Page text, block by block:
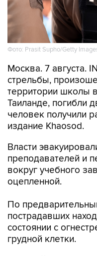
Фото: Prasit Supho/Getty Images
Москва. 7 августа.
территории школы
Таиланде, погибли
человек получили
издание Khaosod.
Власти
вокруг учебного
оцепленной.
По
состоянии с
грудной клетки.
Полицейские ведут